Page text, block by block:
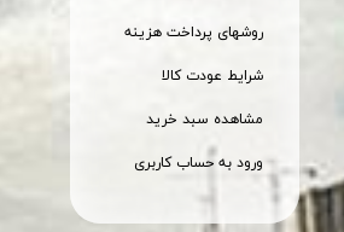
روشهای پرداخت هزینه
شرایط عودت کالا
مشاهده سبد خرید
ورود به حساب کاربری